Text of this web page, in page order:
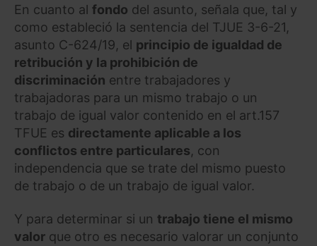
En cuanto al fondo del asunto, señala que, tal y
como estableció la sentencia del TJUE 3-6-21,
asunto C-624/19, el principio de igualdad de
retribución y la prohibición de
discriminación entre trabajadores y
trabajadoras para un mismo trabajo o un
trabajo de igual valor contenido en el art.157
TFUE es directamente aplicable a los
conflictos entre particulares, con
independencia que se trate del mismo puesto
de trabajo o de un trabajo de igual valor.
Y para determinar si un trabajo tiene el mismo
valor que otro es necesario valorar un conjunto